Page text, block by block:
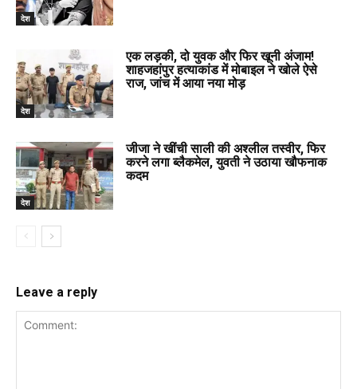
देश
देश
एक लड़की, दो युवक और फिर खूनी अंजाम!
शाहजहांपुर हत्याकांड में मोबाइल ने खोले ऐसे
राज, जांच में आया नया मोड़
देश
जीजा ने खींची साली की अश्लील तस्वीर, फिर
करने लगा ब्लैकमेल, युवती ने उठाया खौफनाक
कदम
Leave a reply